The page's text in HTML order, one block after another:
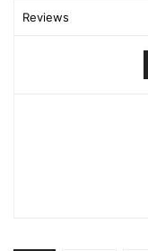
Reviews